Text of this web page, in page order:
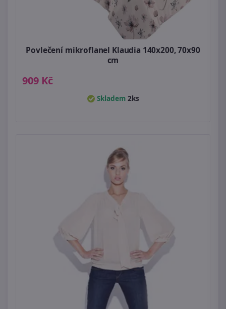
Povlečení mikroflanel Klaudia 140x200, 70x90
cm
909 Kč
Skladem 2ks